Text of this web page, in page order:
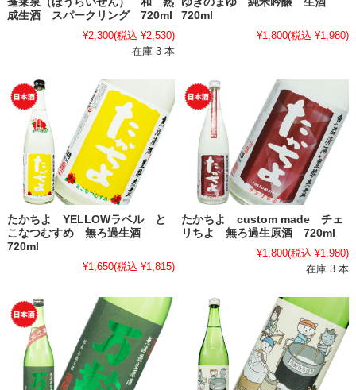
成生酒 スパークリング 720ml
¥2,300(税込 ¥2,530)
在庫 3 本
720ml
¥1,800(税込 ¥1,980)
たかちよ YELLOWラベル と
こなつむすめ 無ろ過生酒
720ml
¥1,650(税込 ¥1,815)
たかちよ custom made チェ
リちよ 無ろ過生原酒 720ml
¥1,800(税込 ¥1,980)
在庫 3 本